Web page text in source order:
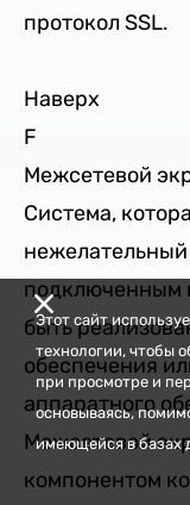
Этот сайт
технологии, чтобы
при просмотре и
основываясь,
имеющейся в базах
протокол SSL.
Наверх
F
Межсетевой
Система,
подключенным
быть
обеспечения
аппаратного
Межсетевой
компонентом